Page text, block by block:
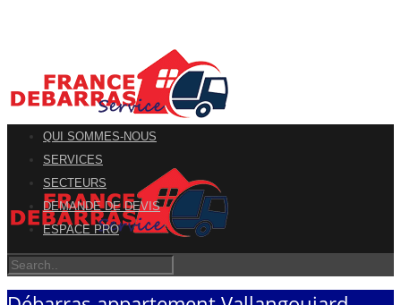
QUI SOMMES-NOUS
SERVICES
SECTEURS
DEMANDE DE DEVIS
ESPACE PRO